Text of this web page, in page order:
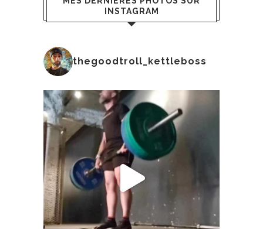
INSTAGRAM
thegoodtroll_kettleboss